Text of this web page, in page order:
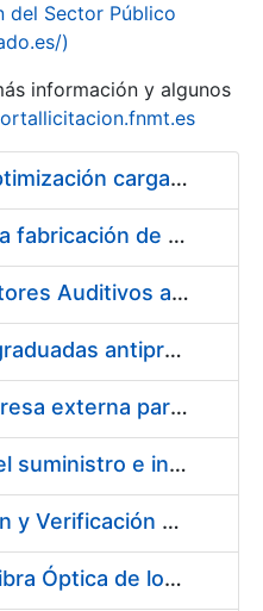
del Sector Público
)
información y algunos
Pliego condiciones optimización cargas compras firmado
Acuerdo marco para la fabricación de piezas
Suministro de Protectores Auditivos a medida para las personas trabajadoras de los Centros de Trabajo de Madrid y Burgos
Suministro de gafas graduadas antiproyecciones para los trabajadores de la FNMT-RCM en los centros de trabajo de Madrid y Burgos
Servicios de una empresa externa para el asesoramiento y resolución de los recursos de alzada que se presentan relacionados con procesos de selección para la FNMT-RCM
Acuerdo marco para el suministro e instalación de persianas, estores y otros complementos
Servicio de Calibración y Verificación Externa de los Equipos de Medición del Servicio de Prevención de la FNMT-RCM
Conexión mediante Fibra Óptica de los Centros de Proceso de Datos (CPDs) de las sedes de la FNMT-RCM de Burgos y Madrid